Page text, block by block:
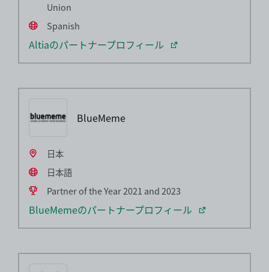
Union
Spanish
Altiaのパートナープロフィール
BlueMeme
日本
日本語
Partner of the Year 2021 and 2023
BlueMemeのパートナープロフィール